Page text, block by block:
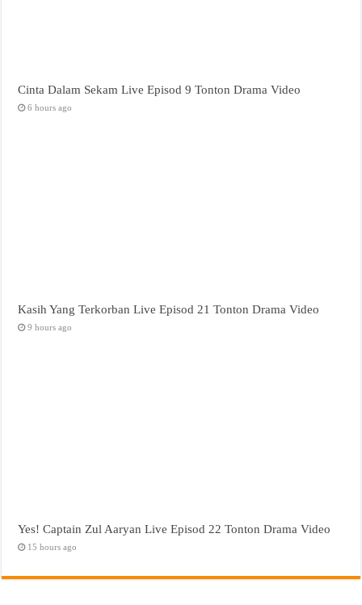
Cinta Dalam Sekam Live Episod 9 Tonton Drama Video
6 hours ago
Kasih Yang Terkorban Live Episod 21 Tonton Drama Video
9 hours ago
Yes! Captain Zul Aaryan Live Episod 22 Tonton Drama Video
15 hours ago